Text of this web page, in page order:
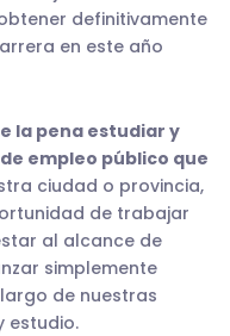
definitivamente
en este año
la pena estudiar y
empleo público que
ciudad o provincia,
de trabajar
al alcance de
simplemente
de nuestras
estudio.